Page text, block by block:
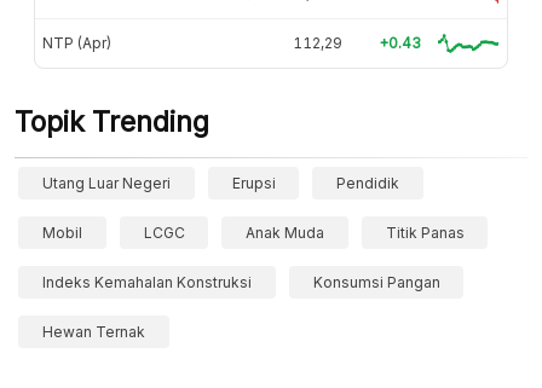
NTP (Apr) 112,29 +0.43
Topik Trending
Utang Luar Negeri Erupsi Pendidik
Mobil LCGC Anak Muda Titik Panas
Indeks Kemahalan Konstruksi Konsumsi Pangan
Hewan Ternak